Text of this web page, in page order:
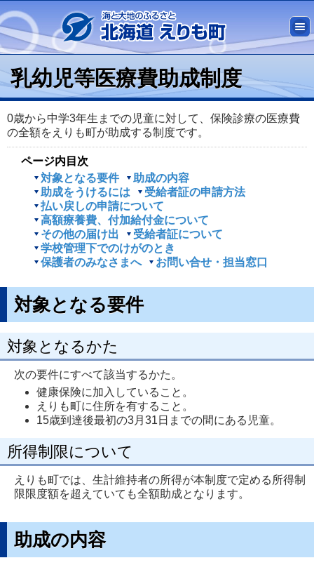
乳幼児等医療費助成制度
0歳から中学3年生までの児童に対して、保険診療の医療費
の全額をえりも町が助成する制度です。
ページ内目次
対象となる要件
助成の内容
助成をうけるには
受給者証の申請方法
払い戻しの申請について
高額療養費、付加給付金について
その他の届け出
受給者証について
学校管理下でのけがのとき
保護者のみなさまへ
お問い合せ・担当窓口
対象となる要件
対象となるかた
次の要件にすべて該当するかた。
健康保険に加入していること。
えりも町に住所を有すること。
15歳到達後最初の3月31日までの間にある児童。
所得制限について
えりも町では、生計維持者の所得が本制度で定める所得制
限限度額を超えていても全額助成となります。
助成の内容